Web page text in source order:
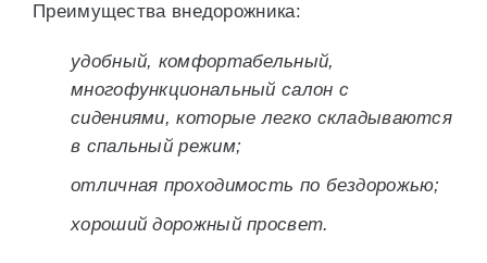
Преимущества внедорожника:
удобный, комфортабельный,
многофункциональный салон с
сидениями, которые легко складываются
в спальный режим;
отличная проходимость по бездорожью;
хороший дорожный просвет.